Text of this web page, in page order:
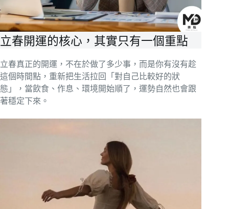
立春開運的核心，其實只有一個重點
立春真正的開運，不在於做了多少事，而是你有沒有趁
這個時間點，重新把生活拉回「對自己比較好的狀
態」，當飲食、作息、環境開始順了，運勢自然也會跟
著穩定下來。